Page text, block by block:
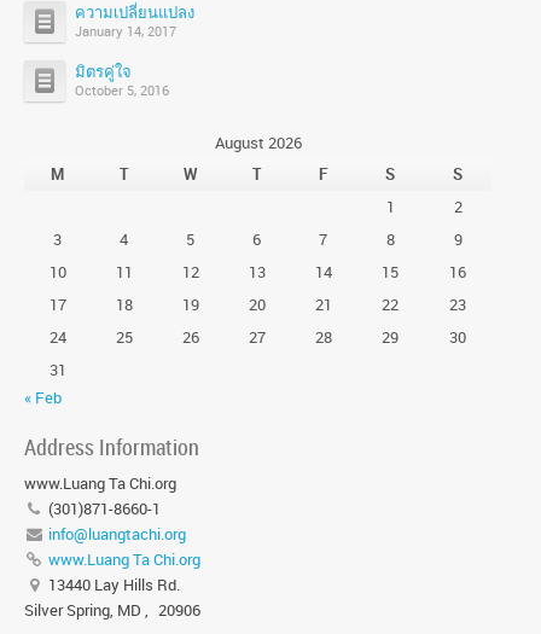
ความเปลี่ยนแปลง
January 14, 2017
มิตรคู่ใจ
October 5, 2016
August 2026
M
T W T F S
S
1
2
3
4 5 6 7 8
9
10
11 12 13 14 15
16
17
18 19 20 21 22
23
24
25 26 27 28 29
30
31
« Feb
Address Information
www.Luang Ta Chi.org
(301)871-8660-1
info@luangtachi.org
www.Luang Ta Chi.org
13440 Lay Hills Rd.
Silver Spring, MD , 20906